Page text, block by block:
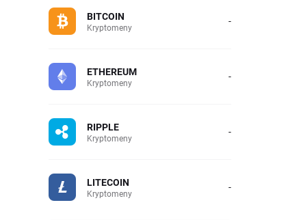
BITCOIN
Kryptomeny -
ETHEREUM
Kryptomeny -
RIPPLE
Kryptomeny -
LITECOIN
Kryptomeny -